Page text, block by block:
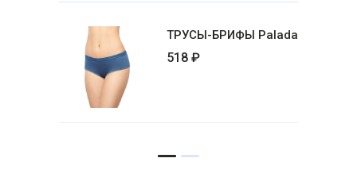
ТРУСЫ-БРИФЫ Palada
518 ₽